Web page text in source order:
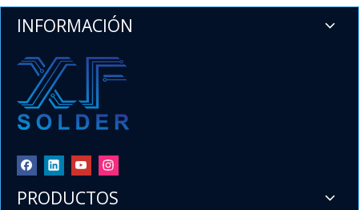
soldadura en China
INFORMACIÓN
PRODUCTOS